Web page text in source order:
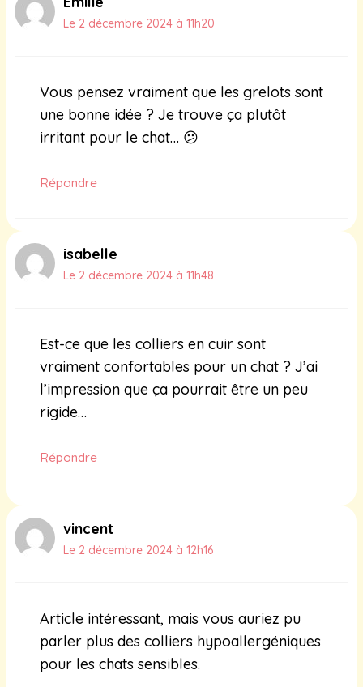
Le 2 décembre 2024 à 11h20
Vous pensez vraiment que les grelots sont
une bonne idée ? Je trouve ça plutôt
irritant pour le chat… 😕
Répondre
isabelle
Le 2 décembre 2024 à 11h48
Est-ce que les colliers en cuir sont
vraiment confortables pour un chat ? J’ai
l’impression que ça pourrait être un peu
rigide…
Répondre
vincent
Le 2 décembre 2024 à 12h16
Article intéressant, mais vous auriez pu
parler plus des colliers hypoallergéniques
pour les chats sensibles.